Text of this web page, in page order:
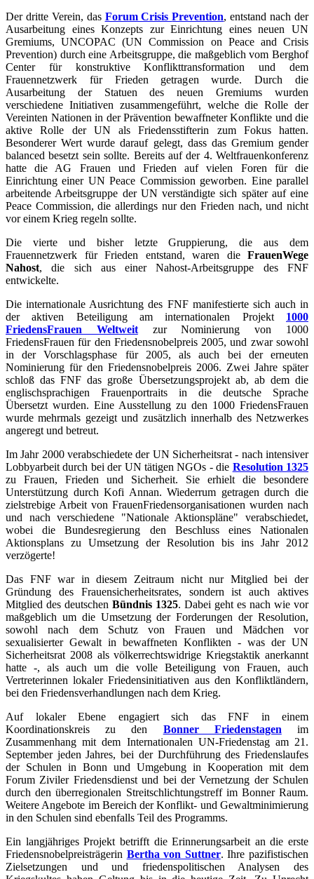
Der dritte Verein, das Forum CrisisPrevention, entstand nach der
Ausarbeitung eines Konzepts zur Einrichtung eines neuen UN
Gremiums, UNCOPAC (UN Commission on Peace and Crisis
Prevention) durch eine Arbeitsgruppe, die maßgeblich vom Berghof
Center für konstruktive Konflikttransformation und dem
Frauennetzwerk für Frieden getragen wurde. Durch die
Ausarbeitung der Statuen des neuen Gremiums wurden
verschiedene Initiativen zusammengeführt, welche die Rolle der
Vereinten Nationen in der Prävention bewaffneter Konflikte und die
aktive Rolle der UN als Friedensstifterin zum Fokus hatten.
Besonderer Wert wurde darauf gelegt, dass das Gremium gender
balanced besetzt sein sollte. Bereits auf der 4. Weltfrauenkonferenz
hatte die AG Frauen und Frieden auf vielen Foren für die
Einrichtung einer UN Peace Commission geworben. Eine parallel
arbeitende Arbeitsgruppe der UN verständigte sich später auf eine
Peace Commission, die allerdings nur den Frieden nach, und nicht
vor einem Krieg regeln sollte.
Die vierte und bisher letzte Gruppierung, die aus dem
Frauennetzwerk für Frieden entstand, waren die FrauenWege
Nahost, die sich aus einer Nahost-Arbeitsgruppe des FNF
entwickelte.
Die internationale Ausrichtung des FNF manifestierte sich auch in
der aktiven Beteiligung am internationalen Projekt 1000
FriedensFrauen Weltweitzur Nominierung von 1000
FriedensFrauen für den Friedensnobelpreis 2005, und zwar sowohl
in der Vorschlagsphase für 2005, als auch bei der erneuten
Nominierung für den Friedensnobelpreis 2006. Zwei Jahre später
schloß das FNF das große Übersetzungsprojekt ab, ab dem die
englischsprachigen Frauenportraits in die deutsche Sprache
Übersetzt wurden. Eine Ausstellung zu den 1000 FriedensFrauen
wurde mehrmals gezeigt und zusätzlich innerhalb des Netzwerkes
angeregt und betreut.
Im Jahr 2000 verabschiedete der UN Sicherheitsrat - nach intensiver
Lobbyarbeit durch bei der UN tätigen NGOs - die Resolution 1325
zu Frauen, Frieden und Sicherheit. Sie erhielt die besondere
Unterstützung durch Kofi Annan. Wiederrum getragen durch die
zielstrebige Arbeit von FrauenFriedensorganisationen wurden nach
und nach verschiedene "Nationale Aktionspläne" verabschiedet,
wobei die Bundesregierung den Beschluss eines Nationalen
Aktionsplans zu Umsetzung der Resolution bis ins Jahr 2012
verzögerte!
Das FNF war in diesem Zeitraum nicht nur Mitglied bei der
Gründung des Frauensicherheitsrates, sondern ist auch aktives
Mitglied des deutschen Bündnis 1325. Dabei geht es nach wie vor
maßgeblich um die Umsetzung der Forderungen der Resolution,
sowohl nach dem Schutz von Frauen und Mädchen vor
sexualisierter Gewalt in bewaffneten Konflikten - was der UN
Sicherheitsrat 2008 als völkerrechtswidrige Kriegstaktik anerkannt
hatte -, als auch um die volle Beteiligung von Frauen, auch
Vertreterinnen lokaler Friedensinitiativen aus den Konfliktländern,
bei den Friedensverhandlungen nach dem Krieg.
Auf lokaler Ebene engagiert sich das FNF in einem
Koordinationskreis zu den Bonner Friedenstagen im
Zusammenhang mit dem Internationalen UN-Friedenstag am 21.
September jeden Jahres, bei der Durchführung des Friedenslaufes
der Schulen in Bonn und Umgebung in Kooperation mit dem
Forum Ziviler Friedensdienst und bei der Vernetzung der Schulen
durch den überregionalen Streitschlichtungstreff im Bonner Raum.
Weitere Angebote im Bereich der Konflikt- und Gewaltminimierung
in den Schulen sind ebenfalls Teil des Programms.
Ein langjähriges Projekt betrifft die Erinnerungsarbeit an die erste
Friedensnobelpreisträgerin Bertha von Suttner. Ihre pazifistischen
Zielsetzungen und und friedenspolitischen Analysen des